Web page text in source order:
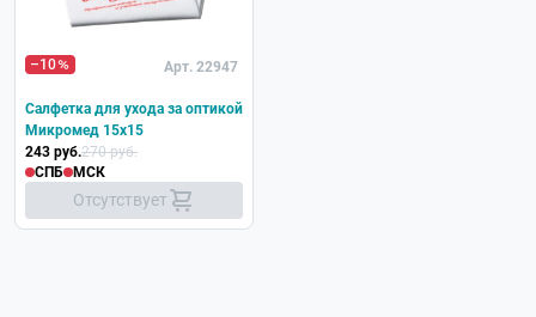
–10 Арт. 22947
Салфетка для ухода за оптикой
Микромед 15x15
243 руб.270 руб.
СПБ
МСК
Отсутствует